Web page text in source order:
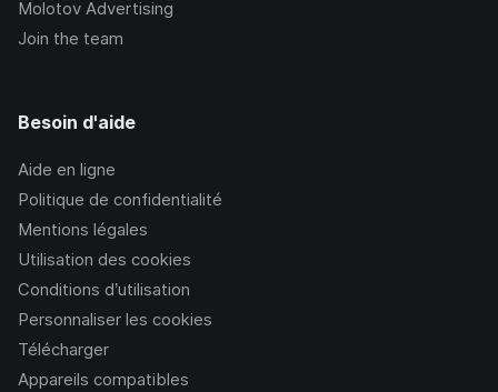
Molotov Advertising
Join the team
Besoin d'aide
Aide en ligne
Politique de confidentialité
Mentions légales
Utilisation des cookies
Conditions d’utilisation
Personnaliser les cookies
Télécharger
Appareils compatibles